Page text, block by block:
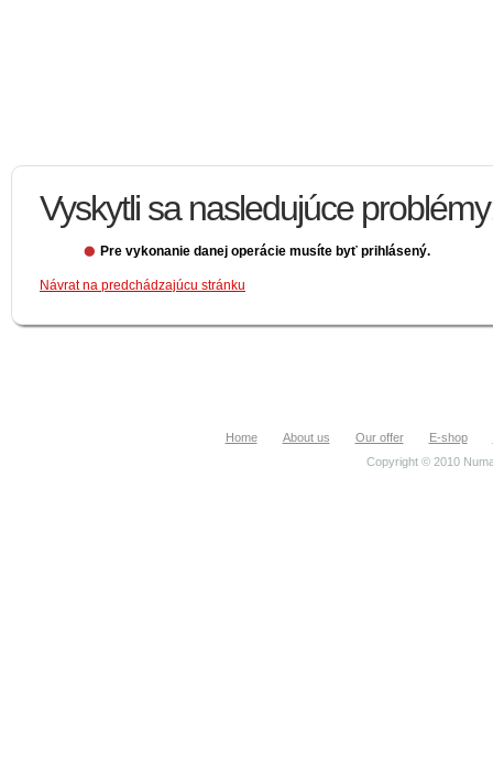
Vyskytli sa nasledujúce
Pre vykonanie danej operácie musíte byť prihlásený.
Návrat na predchádzajúcu stránku
Home About us Our offer E-shop
Copyright © 2010